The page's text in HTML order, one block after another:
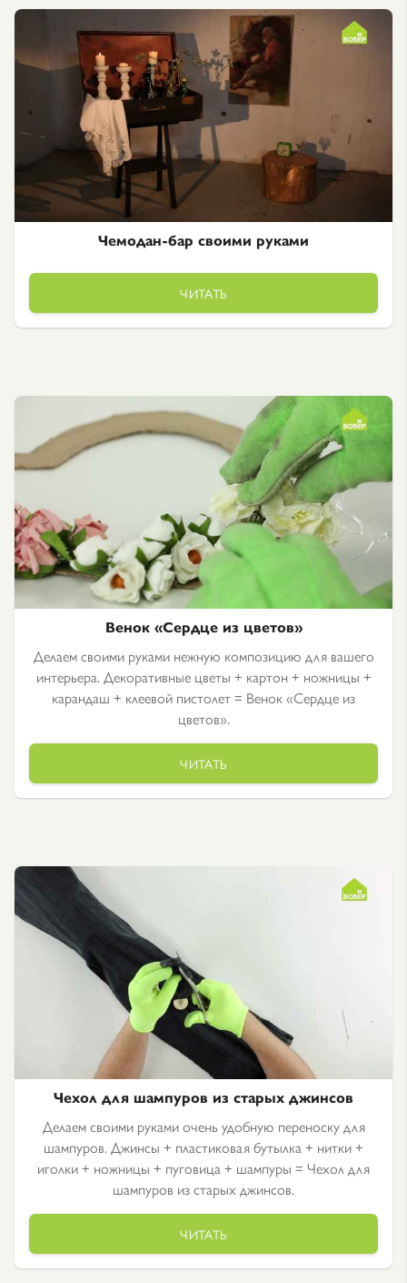
Чемодан-бар своими руками
ЧИТАТЬ
Венок «Сердце из цветов»
Делаем своими руками нежную композицию для вашего
интерьера. Декоративные цветы + картон + ножницы +
карандаш + клеевой пистолет = Венок «Сердце из
цветов».
ЧИТАТЬ
Чехол для шампуров из старых джинсов
Делаем своими руками очень удобную переноску для
шампуров. Джинсы + пластиковая бутылка + нитки +
иголки + ножницы + пуговица + шампуры = Чехол для
шампуров из старых джинсов.
ЧИТАТЬ